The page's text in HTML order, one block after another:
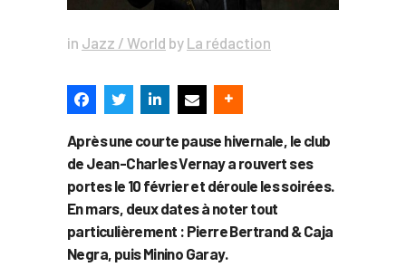
in Jazz / World by La rédaction
Après une courte pause hivernale, le club
de Jean-Charles Vernay a rouvert ses
portes le 10 février et déroule les soirées.
En mars, deux dates à noter tout
particulièrement : Pierre Bertrand & Caja
Negra, puis Minino Garay.